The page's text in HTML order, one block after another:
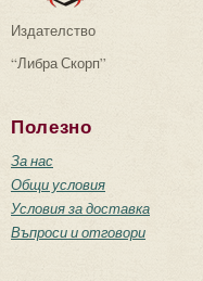
Издателство
“Либра Скорп”
Полезно
За нас
Общи условия
Условия за доставка
Въпроси и отговори